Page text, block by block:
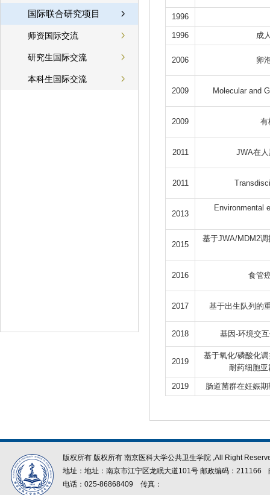
国际联合研究项目
师资国际交流
研究生国际交流
本科生国际交流
1996
1996 成
2006 卵
2009 Molecular and
2009 有
2011 JWA在
2011
2013
Environmental
2015
基于JWA/MDM2
2016 食管
2017 基于出生队列的
2018 基因-环境交
2019
基于氧化/磷酸化
耐药细胞
2019 肠道菌群在妊娠
版权所有 版权所有 南京医科大学公共卫生学院 ,All Right
地址：地址：南京市江宁区龙眠大道101号 邮政编码：211166
电话：025-86868409
传真：